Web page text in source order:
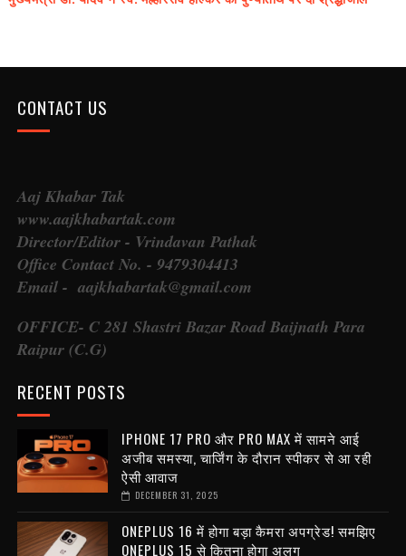
CONTACT US
Aaj Khabar Tak
www.aajkhabartak.com
Director/Editor - Vrindavan Pathak
Office Contact No. - 9479304413
Email - aajkhabartak@gmail.com
OFFICE- C 281 Shastri Bazar Road Baijnath Para
Raipur (C.G)
RECENT POSTS
IPHONE 17 PRO और PRO MAX में सामने आई
अजीब समस्या, चार्जिंग के दौरान स्पीकर से आ रही
ऐसी आवाज
DECEMBER 31, 2025
ONEPLUS 16 में होगा बड़ा कैमरा अपग्रेड! समझिए
ONEPLUS 15 से कितना होगा अलग